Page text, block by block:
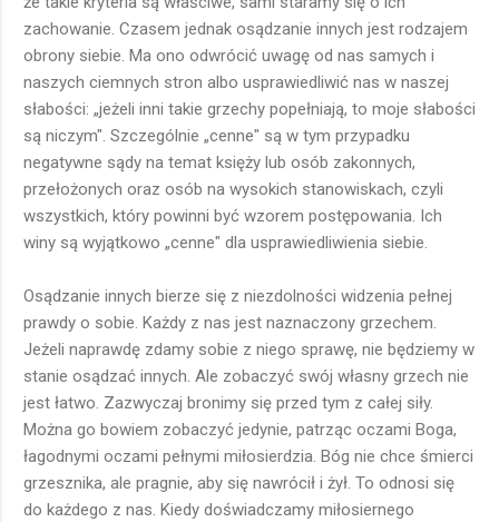
zachowanie. Czasem jednak osądzanie innych jest rodzajem
obrony siebie. Ma ono odwrócić uwagę od nas samych i
naszych ciemnych stron albo usprawiedliwić nas w naszej
słabości: „jeżeli inni takie grzechy popełniają, to moje słabości
są niczym". Szczególnie „cenne" są w tym przypadku
negatywne sądy na temat księży lub osób zakonnych,
przełożonych oraz osób na wysokich stanowiskach, czyli
wszystkich, który powinni być wzorem postępowania. Ich
winy są wyjątkowo „cenne" dla usprawiedliwienia siebie.
Osądzanie innych bierze się z niezdolności widzenia pełnej
prawdy o sobie. Każdy z nas jest naznaczony grzechem.
Jeżeli naprawdę zdamy sobie z niego sprawę, nie będziemy w
stanie osądzać innych. Ale zobaczyć swój własny grzech nie
jest łatwo. Zazwyczaj bronimy się przed tym z całej siły.
Można go bowiem zobaczyć jedynie, patrząc oczami Boga,
łagodnymi oczami pełnymi miłosierdzia. Bóg nie chce śmierci
grzesznika, ale pragnie, aby się nawrócił i żył. To odnosi się
do każdego z nas. Kiedy doświadczamy miłosiernego